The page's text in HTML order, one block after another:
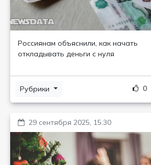
Россиянам объяснили, как начать
откладывать деньги с нуля
Рубрики 0
29 сентября 2025, 15:30